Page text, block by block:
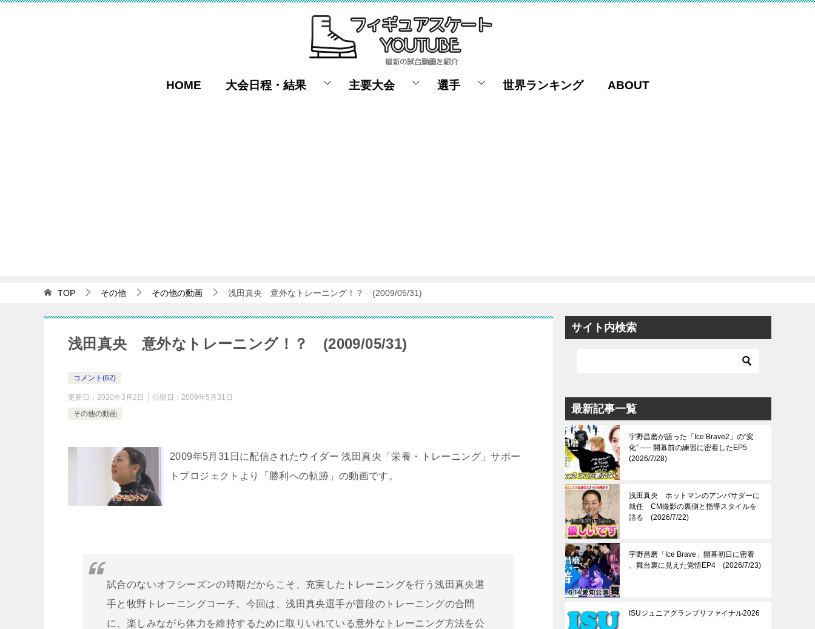
HOME 大会日程・結果 主要大会 選手 世界ランキング ABOUT
TOP その他 その他の動画 浅田真央 意外なトレーニング！？ (2009/05/31)
浅田真央 意外なトレーニング！？ (2009/05/31)
コメント(62)
更新日： 2020年3月2日 公開日： 2009年5月31日
その他の動画
2009年5月31日に配信されたウイダー 浅田真央「栄養・トレーニング」サポー
トプロジェクトより「勝利への軌跡」の動画です。
試合のないオフシーズンの時期だからこそ、充実したトレーニングを行う浅田真央選
手と牧野トレーニングコーチ。今回は、浅田真央選手が普段のトレーニングの合間
に、楽しみながら体力を維持するために取りいれている意外なトレーニング方法を公
サイト内検索
最新記事一覧
宇野昌磨が語った「Ice Brave2」の“変
化” ── 開幕前の練習に密着したEP5
(2026/7/28)
浅田真央 ホットマンのアンバサダーに
就任 CM撮影の裏側と指導スタイルを
語る (2026/7/22)
宇野昌磨「Ice Brave」開幕初日に密着
、舞台裏に見えた覚悟EP4 (2026/7/23)
ISUジュニアグランプリファイナル2026